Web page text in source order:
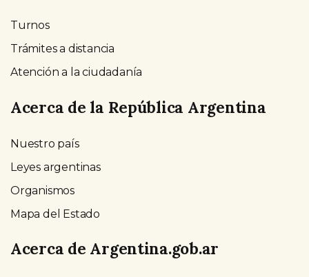
Turnos
Trámites a distancia
Atención a la ciudadanía
Acerca de la República Argentina
Nuestro país
Leyes argentinas
Organismos
Mapa del Estado
Acerca de Argentina.gob.ar